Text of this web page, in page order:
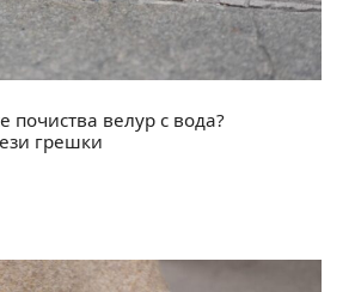
почиства велур с вода?
грешки